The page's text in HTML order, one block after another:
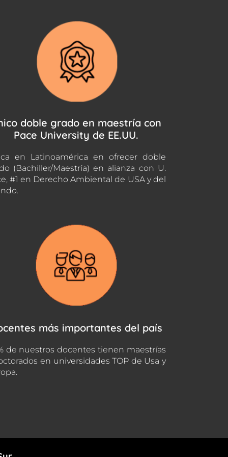
doble grado en maestría con
Pace University de EE.UU.
en Latinoamérica en ofrecer doble
(Bachiller/Maestría) en alianza con U.
#1 en Derecho Ambiental de USA y del
más importantes del país
de nuestros docentes tienen maestrías
en universidades TOP de Usa y